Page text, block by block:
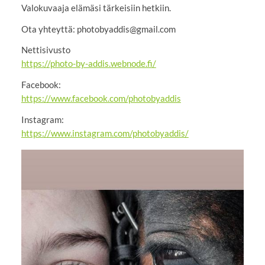
Valokuvaaja elämäsi tärkeisiin hetkiin.
Ota yhteyttä: photobyaddis@gmail.com
Nettisivusto
https://photo-by-addis.webnode.fi/
Facebook:
https://www.facebook.com/photobyaddis
Instagram:
https://www.instagram.com/photobyaddis/